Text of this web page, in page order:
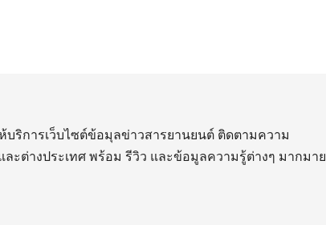
บริการเว็บไซต์ข้อมุลข่าวสารยานยนต์ ติดตามความ
ละต่างประเทศ พร้อม รีวิว และข้อมูลความรู้ต่างๆ มากมาย